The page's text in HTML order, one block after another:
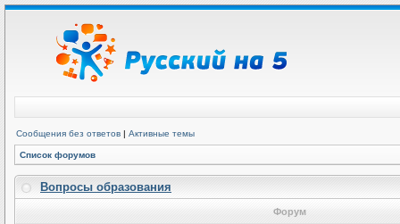
Сообщения без ответов | Активные темы
Список форумов
Вопросы образования
Форум